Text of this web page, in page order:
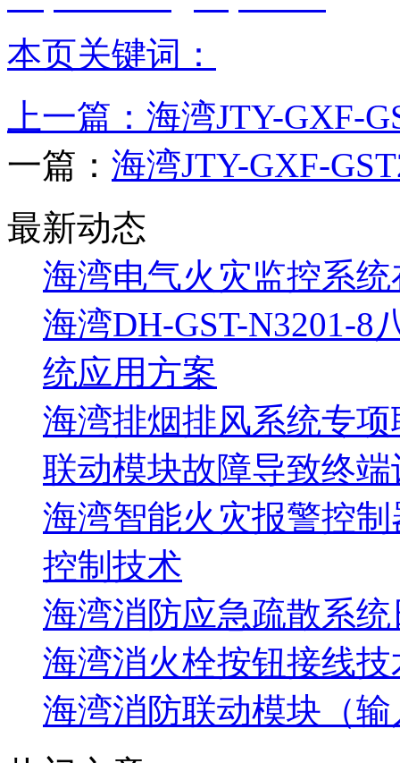
本页关键词：
上一篇： 海湾JTY-GXF-
一篇： 海湾JTY-GXF-
最新动态
海湾电气火灾监控系
海湾DH-GST-N3201-8
统应用方案
海湾排烟排风系统专
联动模块故障导致终
海湾智能火灾报警控
控制技术
海湾消防应急疏散系
海湾消火栓按钮接线
海湾消防联动模块（